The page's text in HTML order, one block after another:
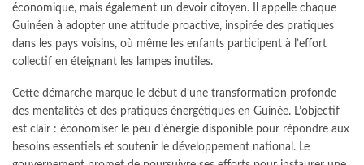
économique, mais également un devoir citoyen. Il appelle chaque
Guinéen à adopter une attitude proactive, inspirée des pratiques
dans les pays voisins, où même les enfants participent à l’effort
collectif en éteignant les lampes inutiles.
Cette démarche marque le début d’une transformation profonde
des mentalités et des pratiques énergétiques en Guinée. L’objectif
est clair : économiser le peu d’énergie disponible pour répondre aux
besoins essentiels et soutenir le développement national. Le